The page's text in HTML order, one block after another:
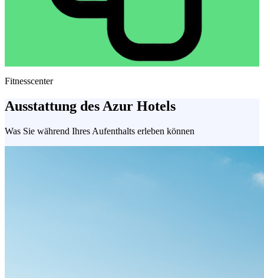
Fitnesscenter
Ausstattung des Azur Hotels
Was Sie während Ihres Aufenthalts erleben können